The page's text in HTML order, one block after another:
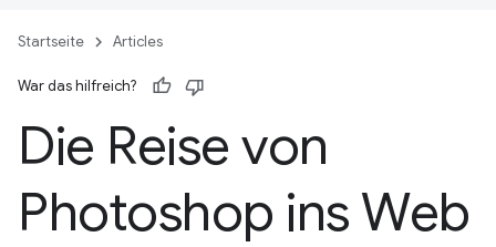
Startseite Articles
War das hilfreich?
Die Reise von
Photoshop ins Web